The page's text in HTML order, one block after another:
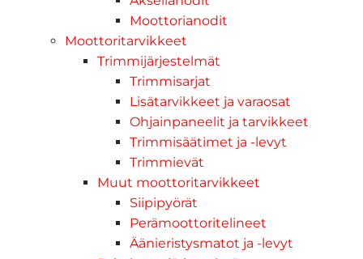
Moottorianodit
Moottoritarvikkeet
Trimmijärjestelmät
Trimmisarjat
Lisätarvikkeet ja varaosat
Ohjainpaneelit ja tarvikkeet
Trimmisäätimet ja -levyt
Trimmievät
Muut moottoritarvikkeet
Siipipyörät
Perämoottoritelineet
Äänieristysmatot ja -levyt